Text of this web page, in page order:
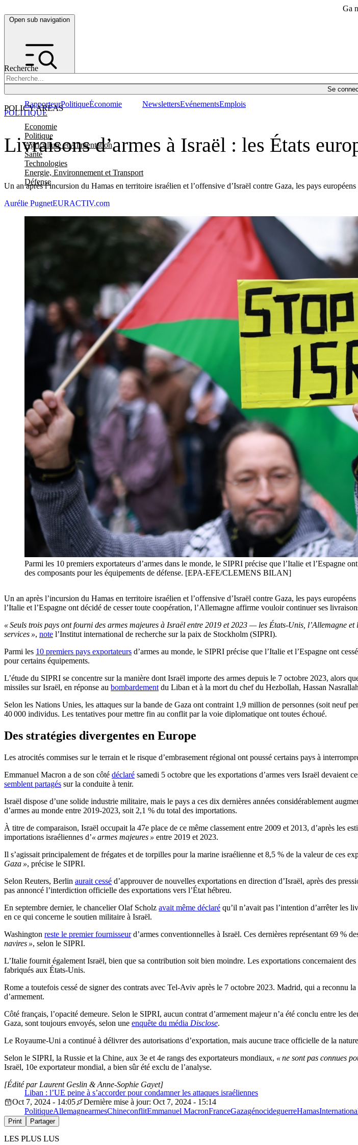
Ga
Open sub navigation
Recherche
Se
POLICY AREAS
Economie
Politique
Agriculture et Alimentation
Santé
Technologies
Energie, Environnement et Transport
Défense
RapporteurPolitiqueÉconomie NewslettersEvénementsEmplois
Livraisons d’armes à Israël : les États
Un an après l’incursion du Hamas en territoire israélien et l’offensive d’Israël contre Gaza, les pays
POLITIQUE
Aurélie PugnetEURACTIV.com
Parmi les 10 premiers exportateurs d’armes dans le monde, le SIPRI précise que l’Italie et l’Espagne
des composants pour les équipements de défense. [EPA-EFE/CLEMENS BILAN]
Un an après l’incursion du Hamas en territoire israélien et l’offensive d’Israël contre Gaza, les pays
l’Italie et l’Espagne ont décidé de cesser toute coopération, l’Allemagne affirme vouloir continuer ses
« Seuls trois pays ont fourni des armes majeures à Israël entre 2019 et 2023 — les États-Unis, l’Allemagne
services », note l’Institut international de recherche sur la paix de Stockholm (SIPRI).
Parmi les 10 premiers pays exportateurs d’armes au monde, le SIPRI précise que l’Italie et l’Espagne ont
pour certains équipements.
L’étude du SIPRI se concentre sur la manière dont Israël importe des armes depuis le 7 octobre 2023, alors
missiles sur Israël, en réponse au bombardement du Liban et à la mort du chef du Hezbollah, Hassan
Selon les Nations Unies, les attaques sur la bande de Gaza ont contraint 1,9 million de personnes (soit neuf
40 000 individus. Les tentatives pour mettre fin au conflit par la voie diplomatique ont toutes échoué.
Des stratégies divergentes en Europe
Les atrocités commises sur le terrain et le risque d’embrasement régional ont poussé certains pays à
Emmanuel Macron a de son côté déclaré samedi 5 octobre que les exportations d’armes vers Israël devaient
semblent partagés sur la conduite à tenir.
Israël dispose d’une solide industrie militaire, mais le pays a ces dix dernières années considérablement
d’armes au monde entre 2019-2023, soit 2,1 % du total des importations.
À titre de comparaison, Israël occupait la 47e place de ce même classement entre 2009 et 2013, d’après les
importations israéliennes d’« armes majeures » entre 2019 et 2023.
Il s’agissait principalement de frégates et de torpilles pour la marine israélienne et 8,5 % de la valeur de ces
Gaza », précise le SIPRI.
Selon Reuters, Berlin aurait cessé d’approuver de nouvelles exportations en direction d’Israël, après des
pas annoncé l’interdiction officielle des exportations vers l’État hébreu.
En septembre dernier, le chancelier Olaf Scholz avait même déclaré qu’il n’avait pas l’intention d’arrêter les
en ce qui concerne le soutien militaire à Israël.
Washington reste le premier fournisseurd’armes conventionnelles à Israël. Ces dernières représentant 69 %
navires », selon le SIPRI.
L’Italie fournit également Israël, bien que sa contribution soit bien moindre. Les exportations concernaient
fabriqués aux États-Unis.
Rome a toutefois cessé de signer des contrats avec Tel-Aviv après le 7 octobre 2023. Madrid, qui a reconnu
d’armement.
Côté français, l’opacité demeure. Selon le SIPRI, aucun contrat d’armement majeur n’a été conclu entre les
Gaza, sont toujours envoyés, selon une enquête du média Disclose.
Le Royaume-Uni a continué à délivrer des autorisations d’exportation, mais aucune trace officielle de la
Selon le SIPRI, la Russie et la Chine, aux 3e et 4e rangs des exportateurs mondiaux, « ne sont pas connues
Israël, 10e exportateur mondial, a bien sûr été exclu de l’analyse.
Liban : l’UE peine à s’accorder pour condamner les attaques israéliennes
[Édité par Laurent Geslin & Anne-Sophie Gayet]
Oct 7, 2024 - 14:05
Dernière mise à jour: Oct 7, 2024 - 15:14
PolitiqueAllemagnearmesChineconflitEmmanuel MacronFranceGazagénocideguerreHamas
Print Partager
LES PLUS LUS